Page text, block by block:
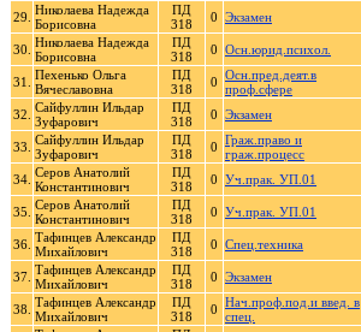
29. Николаева Надежда
Борисовна
ПД
318
0 Экзамен
30. Николаева Надежда
Борисовна
ПД
318
0 Осн.юрид.психол.
31.
Пехенько Ольга
Вячеславовна
ПД
318
0 Осн.пред.деят.в
проф.сфере
32. Сайфуллин Ильдар
Зуфарович
ПД
318
0 Экзамен
33. Сайфуллин Ильдар
Зуфарович
ПД
318
0 Граж.право и
граж.процесс
34. Серов Анатолий
Константинович
ПД
318
0 Уч.прак. УП.01
35. Серов Анатолий
Константинович
ПД
318
0 Уч.прак. УП.01
36. Тафинцев Александр
Михайлович
ПД
318
0 Спец.техника
37. Тафинцев Александр
Михайлович
ПД
318
0 Экзамен
38. Тафинцев Александр
Михайлович
ПД
318
0 Нач.проф.под.и введ. в
спец.